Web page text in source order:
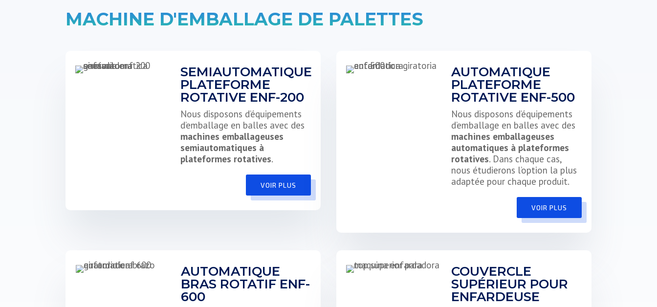
MACHINE D'EMBALLAGE DE PALETTES
SEMIAUTOMATIQUE
PLATEFORME
ROTATIVE ENF-200
Nous disposons d’équipements
d’emballage en balles avec des
machines emballageuses
semiautomatiques à
plateformes rotatives.
VOIR PLUS
AUTOMATIQUE
PLATEFORME
ROTATIVE ENF-500
Nous disposons d’équipements
d’emballage en balles avec des
machines emballageuses
automatiques à plateformes
rotatives. Dans chaque cas,
nous étudierons l’option la plus
adaptée pour chaque produit.
VOIR PLUS
AUTOMATIQUE
BRAS ROTATIF ENF-
600
COUVERCLE
SUPÉRIEUR POUR
ENFARDEUSE